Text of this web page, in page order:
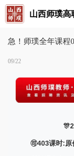
山西师璞高
急！师璞全年课程
09/22
🉑403课时:原